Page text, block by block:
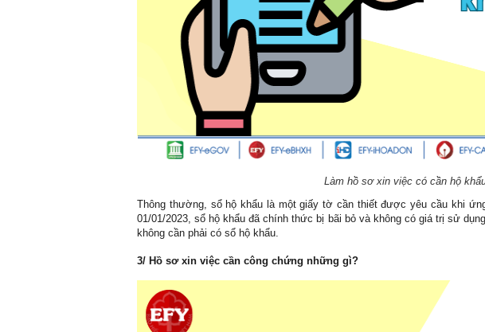
Làm hồ sơ xin việc có cần hộ
Thông thường, sổ hộ khẩu là một giấy tờ cần thiết được yêu cầu khi
01/01/2023, sổ hộ khẩu đã chính thức bị bãi bỏ và không có giá trị sử
không cần phải có sổ hộ khẩu.
3/ Hồ sơ xin việc cần công chứng những gì?